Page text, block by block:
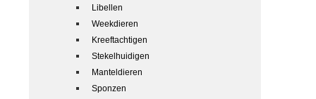
Libellen
Weekdieren
Kreeftachtigen
Stekelhuidigen
Manteldieren
Sponzen